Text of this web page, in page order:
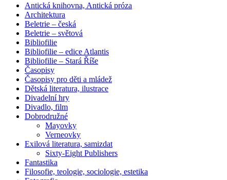
Antická knihovna, Antická próza
Architektura
Beletrie – česká
Beletrie – světová
Bibliofilie
Bibliofilie – edice Atlantis
Bibliofilie – Stará Říše
Časopisy
Časopisy pro děti a mládež
Dětská literatura, ilustrace
Divadelní hry
Divadlo, film
Dobrodružné
Mayovky
Verneovky
Exilová literatura, samizdat
Sixty-Eight Publishers
Fantastika
Filosofie, teologie, sociologie, estetika